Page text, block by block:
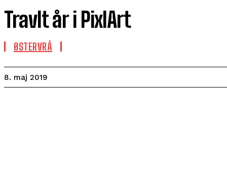
Travlt år i PixlArt
ØSTERVRÅ
8. maj 2019